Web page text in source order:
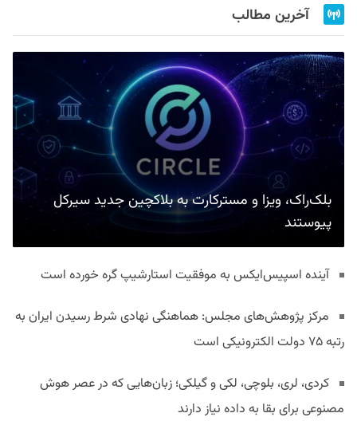
آخرین مطالب
بلک‌راک، ویزا و مسترکارت به بلاکچین جدید سیرکل
پیوستند
آینده اسپیس‌ایکس به موفقیت استارشیپ گره خورده است
مرکز پژوهش‌های مجلس: هماهنگی نهادی شرط رسیدن ایران به
رتبه ۷۵ دولت الکترونیکی است
کردی، لری، بلوچی، لکی و گیلکی؛ زبان‌هایی که در عصر هوش
مصنوعی برای بقا به داده نیاز دارند